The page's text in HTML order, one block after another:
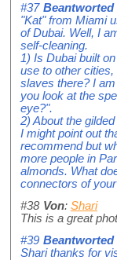
#37 Beantworted
"Kat" from Miami
of Dubai. Well, I
self-cleaning.
1) Is Dubai built
use to other
slaves there? I
you look at the
eye?".
2) About the
I might point out
recommend but
more people in
almonds. What
connectors of
#38 Von: Shari
This is a great
#39 Beantworted
Shari thanks for